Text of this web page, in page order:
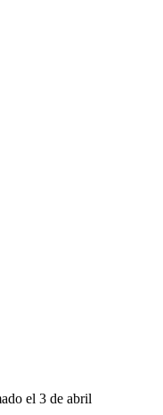
el 3 de abril